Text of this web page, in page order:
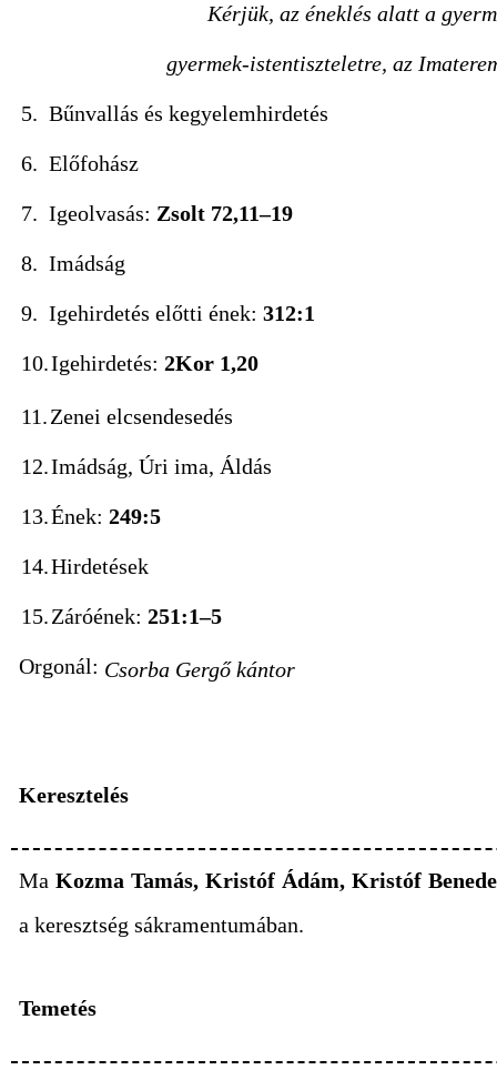
Kérjük, az éneklés alatt a
gyermek-istentiszteletre, az
5. Bűnvallás és
6. Előfohász
7. Igeolvasás: Zsolt 72,11–19
8.
9. Igehirdetés előtti ének:312:1
10.Igehirdetés:2Kor
11.Zenei elcsendesedés
12.Imádság, Úri ima, Áldás
13.Ének:249:5
14.
15.Záróének:251:1–5
Orgonál: Csorba Gergő kántor
Keresztelés
MaKozma Tamás, Kristóf Ádám, Kristóf
a keresztség sákramentumában.
Temetés